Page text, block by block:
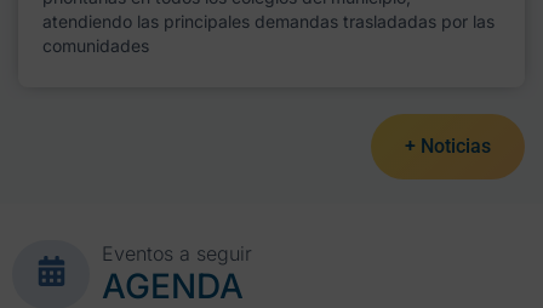
atendiendo las principales demandas trasladadas por las
comunidades
+ Noticias
Eventos a seguir
AGENDA